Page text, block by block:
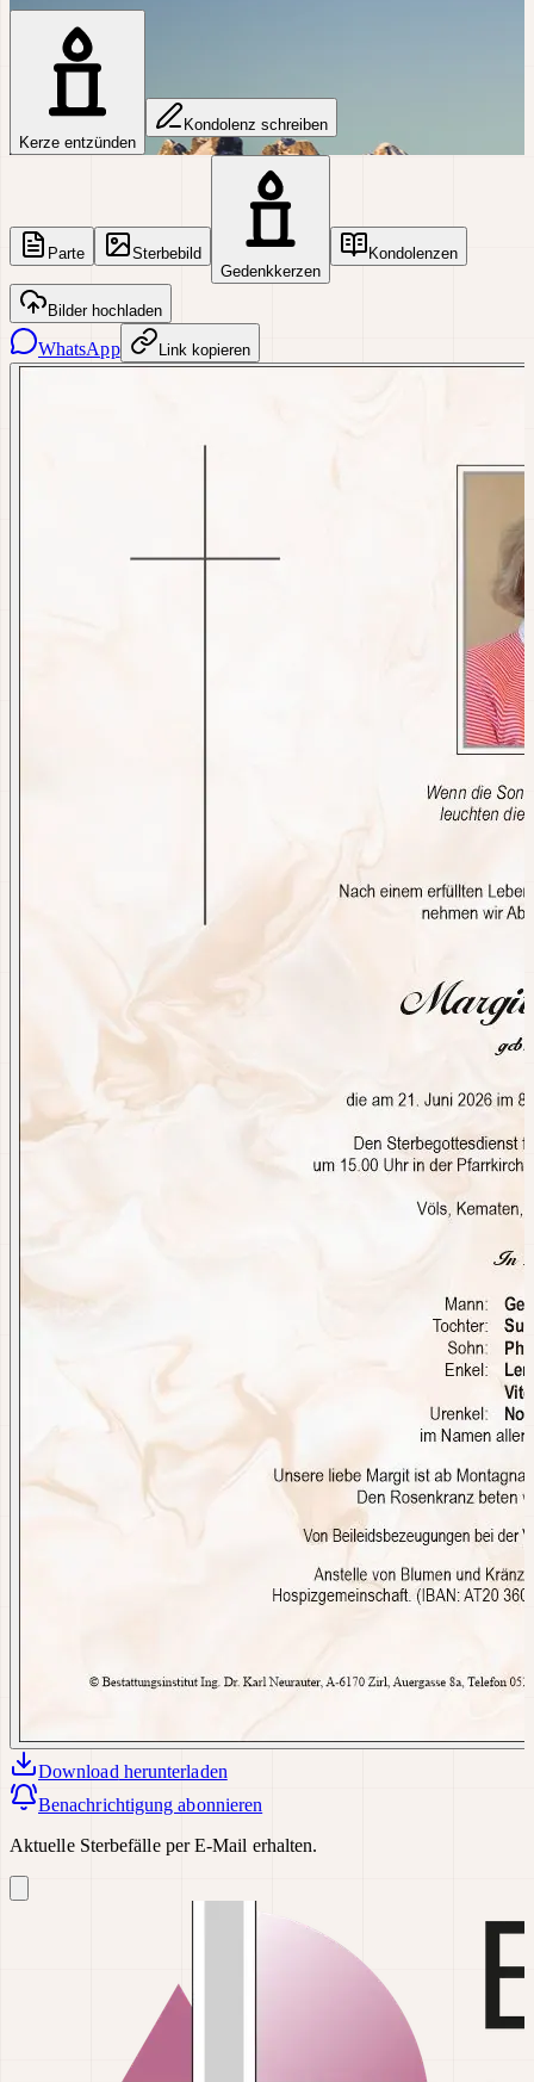
Kerze entzünden
Kondolenz schreiben
Parte
Sterbebild
Gedenkkerzen
Kondolenzen
Bilder hochladen
WhatsApp Link kopieren
Download herunterladen
Benachrichtigung abonnieren
Aktuelle Sterbefälle per E-Mail erhalten.